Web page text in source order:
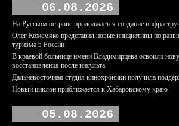
06.08.2026
На Русском острове продолжается создание
Олег Кожемяко представил новые инициативы по
туризма в России
В краевой больнице имени Владимирцева освоили
восстановления после инсульта
Дальневосточная студия кинохроники получила
Новый циклон приближается к Хабаровскому краю
05.08.2026